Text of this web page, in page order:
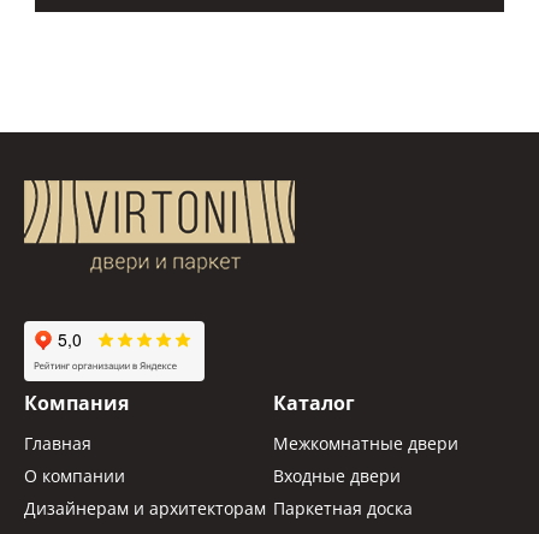
Компания
Главная
О компании
Дизайнерам и архитекторам
Каталог
Межкомнатные двери
Входные двери
Паркетная доска